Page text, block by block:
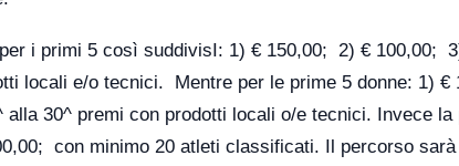
i primi 5 così suddivisI: 1) € 150,00; 2) € 100,00;
locali e/o tecnici. Mentre per le prime 5 donne: 1)
30^ premi con prodotti locali o/e tecnici. Invece la
con minimo 20 atleti classificati. Il percorso sarà